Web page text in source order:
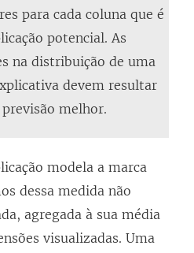
para cada coluna que é
potencial. As
na distribuição de uma
devem resultar
melhor.
modela a marca
dessa medida não
agregada à sua média
visualizadas. Uma